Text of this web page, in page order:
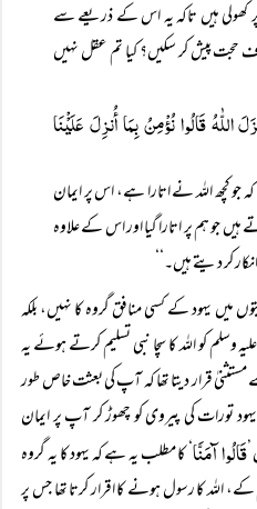
کھولی ہیں تاکہ یہ اس کے ذریعے سے
پیش کر سکیں؟ کیا تم عقل نہیں
اللّٰہُ قَالُوا نُؤْمِنُ بِمَا أُنزِلَ عَلَیْْنَا
جو کچھ اللہ نے اتارا ہے، اس پر ایمان
ہیں جو ہم پر اتارا گیا اور اس کے علاوہ
کر دیتے ہیں۔‘‘
میں یہود کے کسی منافق گروہ کا نہیں، بلکہ
وسلم کو اللہ کا سچا نبی تسلیم کرتے ہوئے یہ
قرار دیتا تھا کہ آپ کی بعثت خاص طور
تورات کی پیروی کو چھوڑ کر آپ پر ایمان
قَالُوا آمَنَّا‘ کا مطلب یہ ہے کہ یہود کا یہ گروہ
اللہ کا رسول ہونے کا اقرار کرتا تھا جس پر